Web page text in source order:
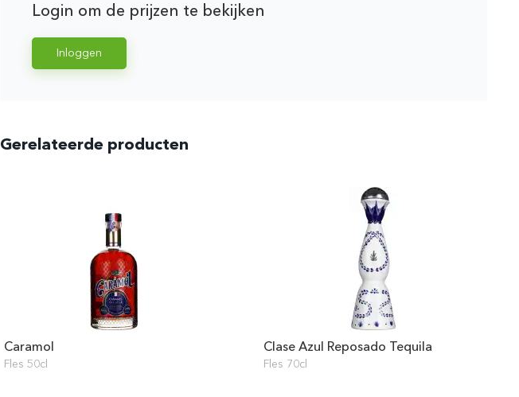
Login om de prijzen te bekijken
Inloggen
Gerelateerde producten
Caramol
Fles 50cl
Clase Azul Reposado Tequila
Fles 70cl